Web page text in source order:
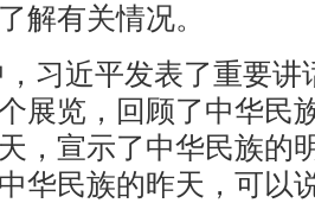
解有关情况。
习近平发表了重要讲
展览，回顾了中华民
，宣示了中华民族的
华民族的昨天，可以